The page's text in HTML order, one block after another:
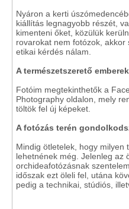
Nyáron a kerti
kiállítás legnagyobb részét,
kimenteni őket, közülük
rovarokat nem fotózok,
etikai kérdés nálam.
A természetszerető
Fotóim megtekinthetők a
Photography oldalon, mely
töltök fel új képeket.
A fotózás terén
Mindig ötletelek, hogy milyen
lehetnének még. Jelenleg az
orchideafotózásnak
időszak ezt öleli fel, utána
pedig a technikai, stúdiós,